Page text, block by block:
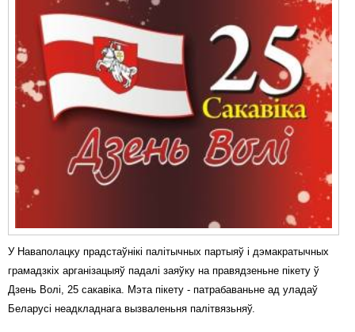
У Наваполацку прадстаўнікі палітычных партыяў і дэмакратычных
грамадзкіх арганізацыяў падалі заяўку на правядзеньне пікету ў
Дзень Волі, 25 сакавіка. Мэта пікету - патрабаваньне ад уладаў
Беларусі неадкладнага вызваленьня палітвязьняў.